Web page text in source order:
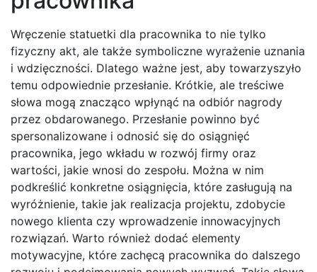
Wręczenie statuetki dla pracownika to nie tylko
fizyczny akt, ale także symboliczne wyrażenie uznania
i wdzięczności. Dlatego ważne jest, aby towarzyszyło
temu odpowiednie przesłanie. Krótkie, ale treściwe
słowa mogą znacząco wpłynąć na odbiór nagrody
przez obdarowanego. Przesłanie powinno być
spersonalizowane i odnosić się do osiągnięć
pracownika, jego wkładu w rozwój firmy oraz
wartości, jakie wnosi do zespołu. Można w nim
podkreślić konkretne osiągnięcia, które zasługują na
wyróżnienie, takie jak realizacja projektu, zdobycie
nowego klienta czy wprowadzenie innowacyjnych
rozwiązań. Warto również dodać elementy
motywacyjne, które zachęcą pracownika do dalszego